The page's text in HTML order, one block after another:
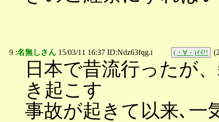
9 :名無しさん 15/03/11 16:37 ID:Ndz63fqg.i (・∀・)ｲｲ!! (
日本で昔流行ったが
き起こす
事故が起きて以来､一